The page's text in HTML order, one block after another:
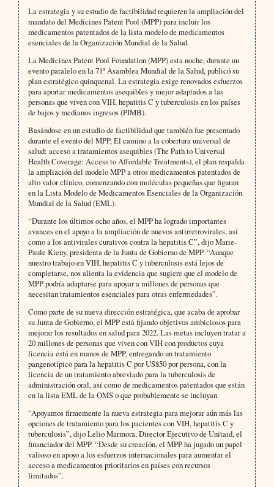
La estrategia y su estudio de factibilidad requieren la ampliación del
mandato del Medicines Patent Pool (MPP) para incluir los
medicamentos patentados de la lista modelo de medicamentos
esenciales de la Organización Mundial de la Salud.
La Medicines Patent Pool Foundation (MPP) esta noche, durante un
evento paralelo en la 71ª Asamblea Mundial de la Salud, publicó su
plan estratégico quinquenal. La estrategia exige renovados esfuerzos
para aportar medicamentos asequibles y mejor adaptados a las
personas que viven con VIH, hepatitis C y tuberculosis en los países
de bajos y medianos ingresos (PIMB).
Basándose en un estudio de factibilidad que también fue presentado
durante el evento del MPP, El camino a la cobertura universal de
salud: acceso a tratamientos asequibles (The Path to Universal
Health Coverage: Access to Affordable Treatments), el plan respalda
la ampliación del modelo MPP a otros medicamentos patentados de
alto valor clínico, comenzando con moléculas pequeñas que figuran
en la Lista Modelo de Medicamentos Esenciales de la Organización
Mundial de la Salud (EML).
“Durante los últimos ocho años, el MPP ha logrado importantes
avances en el apoyo a la ampliación de nuevos antirretrovirales, así
como a los antivirales curativos contra la hepatitis C”, dijo Marie-
Paule Kieny, presidenta de la Junta de Gobierno de MPP. “Aunque
nuestro trabajo en VIH, hepatitis C y tuberculosis está lejos de
completarse, nos alienta la evidencia que sugiere que el modelo de
MPP podría adaptarse para apoyar a millones de personas que
necesitan tratamientos esenciales para otras enfermedades”.
Como parte de su nueva dirección estratégica, que acaba de aprobar
su Junta de Gobierno, el MPP está fijando objetivos ambiciosos para
mejorar los resultados en salud para 2022. Las metas incluyen tratar a
20 millones de personas que viven con VIH con productos cuya
licencia está en manos de MPP, entregando un tratamiento
pangenotípico para la hepatitis C por US$50 por persona, con la
licencia de un tratamiento abreviado para la tuberculosis de
administración oral, así como de medicamentos patentados que están
en la lista EML de la OMS o que probablemente se incluyan.
“Apoyamos firmemente la nueva estrategia para mejorar aún más las
opciones de tratamiento para los pacientes con VIH, hepatitis C y
tuberculosis”, dijo Lelio Marmora, Director Ejecutivo de Unitaid, el
financiador del MPP. “Desde su creación, el MPP ha jugado un papel
valioso en apoyo a los esfuerzos internacionales para aumentar el
acceso a medicamentos prioritarios en países con recursos
limitados”.